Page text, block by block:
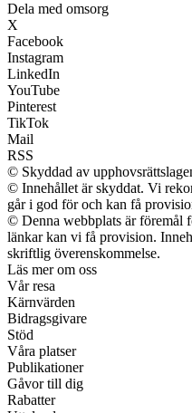
Dela med omsorg
X
Facebook
Instagram
LinkedIn
YouTube
Pinterest
TikTok
Mail
RSS
© Skyddad av
© Innehållet är skyddat. Vi
går i god för och kan få
© Denna webbplats är föremål
länkar kan vi få provision.
skriftlig överenskommelse.
Läs mer om oss
Vår resa
Kärnvärden
Bidragsgivare
Stöd
Våra platser
Publikationer
Gåvor till dig
Rabatter